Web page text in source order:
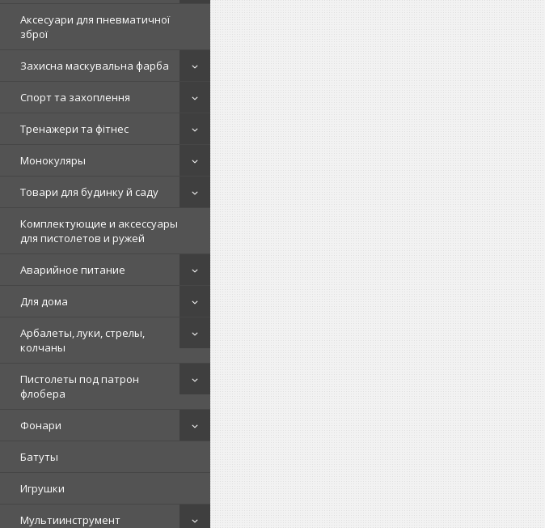
Аксесуари для пневматичної
зброї
Захисна маскувальна фарба
Спорт та захоплення
Тренажери та фітнес
Монокуляры
Товари для будинку й саду
Комплектующие и аксессуары
для пистолетов и ружей
Аварийное питание
Для дома
Арбалеты, луки, стрелы,
колчаны
Пистолеты под патрон
флобера
Фонари
Батуты
Игрушки
Мультиинструмент